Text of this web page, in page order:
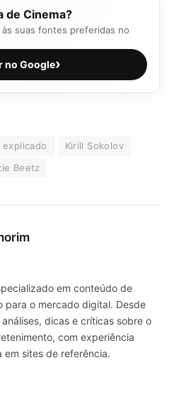
de Cinema?
suas fontes preferidas no
no Google›
explicado
Kirill Sokolov
Beetz
em conteúdo de
para o mercado digital. Desde
dicas e críticas sobre o
com experiência
em sites de referência.